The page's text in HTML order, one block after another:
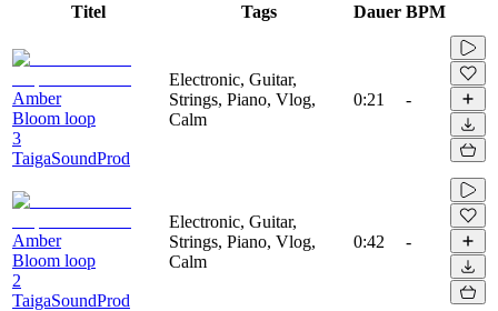
Titel Tags Dauer BPM
Amber
Bloom loop
3
TaigaSoundProd
Electronic, Guitar,
Strings, Piano, Vlog,
Calm
0:21 -
Amber
Bloom loop
2
TaigaSoundProd
Electronic, Guitar,
Strings, Piano, Vlog,
Calm
0:42 -